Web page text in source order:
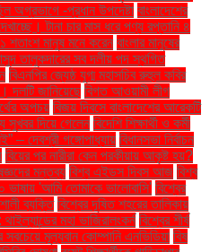
অগ্রভাগে -প্রধান উপদেষ্টা বাংলাদেশের
টানা চার মাস ধরে পণ্য রপ্তানি ৪
শতাংশ মানুষ মনে করেন বাংলার মানুষের
তালুকদারের সব দলীয় পদ স্থগিত
বিএনপির জ্যেষ্ঠ যুগ্ম মহাসচিব রুহুল কবির
দলটি জানিয়েছে বিগত আওয়ামী লীগ
অপচয় বিজয় দিবসে বাংলাদেশের আরেকটি
সুখবর দিয়ে গেলেন বিদেশি শিক্ষার্থী ও কর্মী
– দেবশ্রী গঙ্গোপাধ্যায় বিধানসভা নির্বাচন
বিয়ের পর নারীরা কেন পরকীয়ায় আকৃষ্ট হয়?
মন্তব্য বিশ্ব এইডস দিবস আজ বিশ্ব
ভাষায় 'আমি তোমাকে ভালোবাসি' বিশ্বের
ব্যক্তি বিশ্বের দূষিত শহরের তালিকায়
মহা ভাজিরালংকর্ন বিশ্বের শীর্ষ
সবচেয়ে মূল্যবান কোম্পানি এনভিডিয়া বিষ